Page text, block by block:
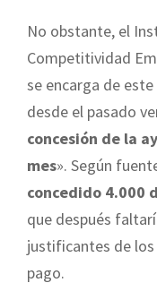
No obstante, el
Competitividad
se encarga de
desde el pasado
concesión de la
mes». Según
concedido 4.000
que después
justificantes de
pago.